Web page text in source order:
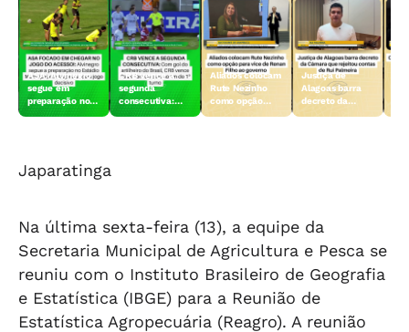
ASA: Alvinegro
segue em
preparação no
Estádio
CRB vence a
segunda
consecutiva:
Galo vence o
Aliados colocam
Rute Nezinho
como opção
Justiça de
Alagoas barra
decreto da
Japaratinga
Na última sexta-feira (13), a equipe da
Secretaria Municipal de Agricultura e Pesca se
reuniu com o Instituto Brasileiro de Geografia
e Estatística (IBGE) para a Reunião de
Estatística Agropecuária (Reagro). A reunião